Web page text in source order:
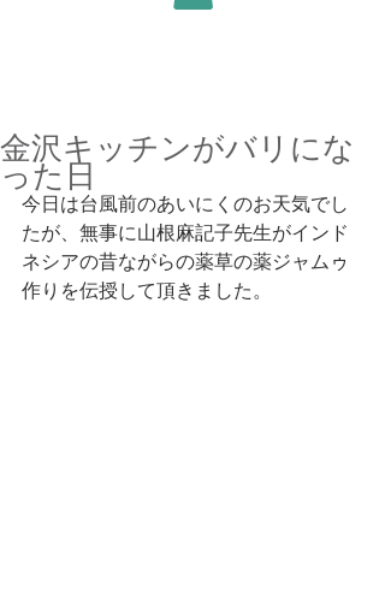
金沢キッチンがバリにな
った日
今日は台風前のあいにくのお天気でし
たが、無事に山根麻記子先生がインド
ネシアの昔ながらの薬草の薬ジャムゥ
作りを伝授して頂きました。